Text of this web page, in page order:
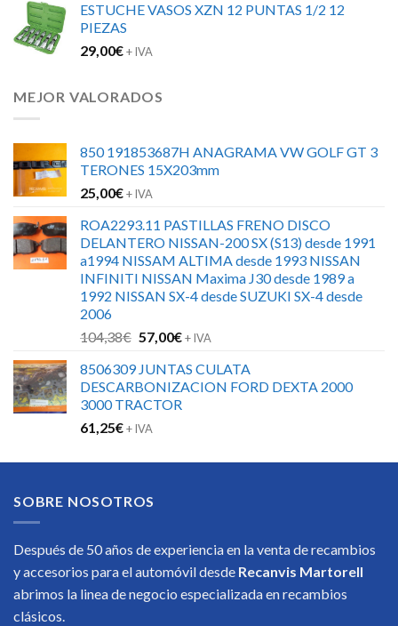
ESTUCHE VASOS XZN 12 PUNTAS 1/2 12
PIEZAS
29,00€+ IVA
MEJOR VALORADOS
850 191853687H ANAGRAMA VW GOLF GT 3
TERONES 15X203mm
25,00€+ IVA
ROA2293.11 PASTILLAS FRENO DISCO
DELANTERO NISSAN-200 SX (S13) desde 1991
a1994 NISSAM ALTIMA desde 1993 NISSAN
INFINITI NISSAN Maxima J30 desde 1989 a
1992 NISSAN SX-4 desde SUZUKI SX-4 desde
2006
104,38€ El
original
era:
104,38€.
57,00€El
actual
es:
57,00€.
+ IVA
8506309 JUNTAS CULATA
DESCARBONIZACION FORD DEXTA 2000
3000 TRACTOR
61,25€+ IVA
SOBRE NOSOTROS
Después de 50 años de experiencia en la venta de recambios
y accesorios para el automóvil desde Recanvis Martorell
abrimos la linea de negocio especializada en recambios
clásicos.